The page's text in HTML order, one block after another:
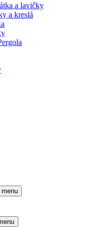
a lavičky
a kreslá
menu